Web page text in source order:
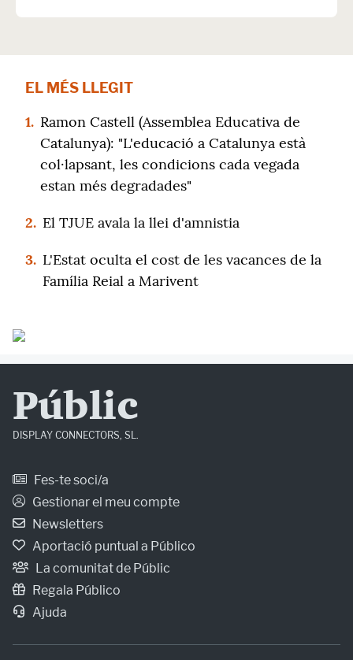
EL MÉS LLEGIT
1. Ramon Castell (Assemblea Educativa de
Catalunya): "L'educació a Catalunya està
col·lapsant, les condicions cada vegada
estan més degradades"
2. El TJUE avala la llei d'amnistia
3. L'Estat oculta el cost de les vacances de la
Família Reial a Marivent
Públic
DISPLAY CONNECTORS, SL.
Fes-te soci/a
Gestionar el meu compte
Newsletters
Aportació puntual a Público
La comunitat de Públic
Regala Público
Ajuda